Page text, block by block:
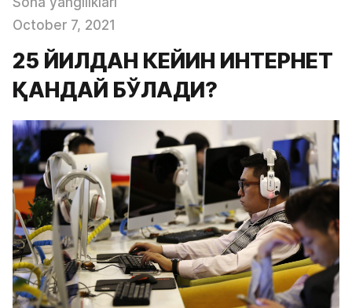
October 7, 2021
25 ЙИЛДАН КЕЙИН ИНТЕРНЕТ
ҚАНДАЙ БЎЛАДИ?